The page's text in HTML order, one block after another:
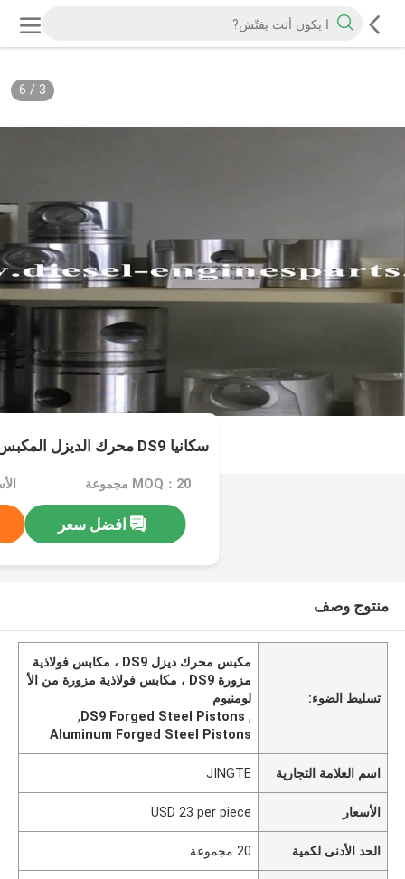
3
/
6
سكانيا DS9 محرك الديزل المكبس 115 ملم الفولاذ
MOQ：20 مجموعة
افضل سعر
منتوج وصف
تسليط الضوء:
مكبس محرك ديزل DS9 ، مكابس فولاذية
مزورة DS9 ، مكابس فولاذية مزورة من الأ
لومنيوم
,
DS9 Forged Steel Pistons
,
Aluminum Forged Steel Pistons
اسم العلامة التجارية JINGTE
الأسعار USD 23 per piece
الحد الأدنى لكمية 20 مجموعة